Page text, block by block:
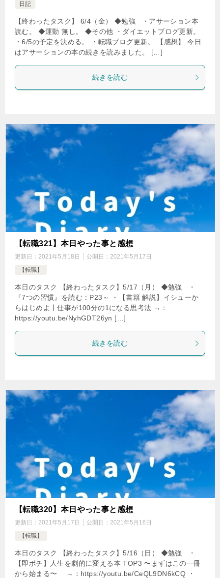
日記
【終わったタスク】 6/4（金） ◆勉強 ・アサーション本
読む。 ◆運動 無し。 ◆その他 ・ダイエットブログ更新。
・6/5の予定を決める。 ・転職ブログ更新。 【感想】 今日
はアサーションの本の続きを読みました。 […]
続きを読む
【転職321】本日やった事と感想
更新日： 2021年5月18日 公開日： 2021年5月17日
【転職】
本日のタスク 【終わったタスク】5/17（月） ◆勉強 ・
『7つの習慣』を読む：P23～ ・【書籍 解説】イシューか
らはじめよ丨仕事が100分の1になる思考法 →：
https://youtu.be/NyhGDT26yn […]
続きを読む
【転職320】本日やった事と感想
更新日： 2021年5月17日 公開日： 2021年5月16日
【転職】
本日のタスク 【終わったタスク】5/16（日） ◆勉強 ・
【即ポチ】人生を劇的に変える本 TOP3 〜まずはこの一冊
から始まる〜 →：https://youtu.be/CeQL9DN6kCQ ・